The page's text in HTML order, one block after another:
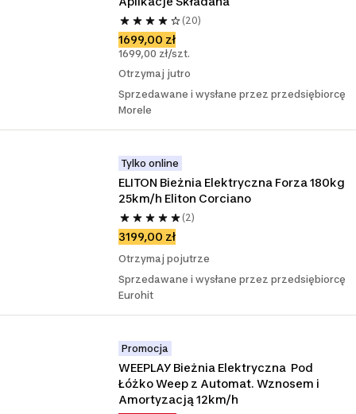
(20)
1699,00 zł
1699,00 zł/szt.
Otrzymaj jutro
Sprzedawane i wysłane przez przedsiębiorcę
Morele
Tylko online
ELITON Bieżnia Elektryczna Forza 180kg
25km/h Eliton Corciano
(2)
3199,00 zł
Otrzymaj pojutrze
Sprzedawane i wysłane przez przedsiębiorcę
Eurohit
Promocja
WEEPLAY Bieżnia Elektryczna  Pod
Łóżko Weep z Automat. Wznosem i
Amortyzacją 12km/h